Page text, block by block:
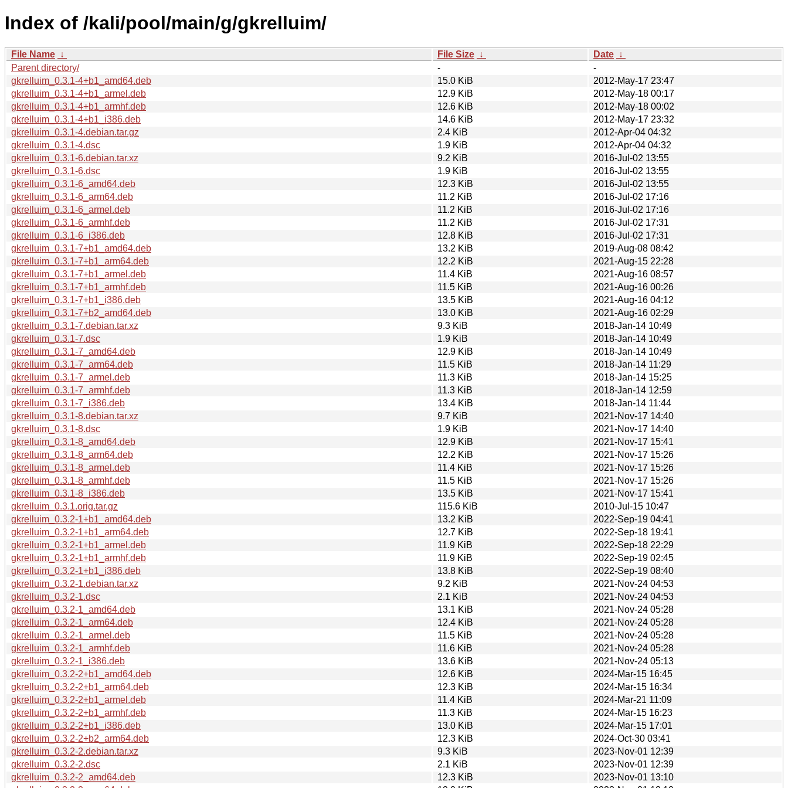
Index of /kali/pool/main/g/gkrelluim/
File Name ↓ File Size ↓ Date ↓
Parent directory/
-
-
gkrelluim_0.3.1-4+b1_amd64.deb
15.0 KiB
2012-May-17 23:47
gkrelluim_0.3.1-4+b1_armel.deb
12.9 KiB
2012-May-18 00:17
gkrelluim_0.3.1-4+b1_armhf.deb
12.6 KiB
2012-May-18 00:02
gkrelluim_0.3.1-4+b1_i386.deb
14.6 KiB
2012-May-17 23:32
gkrelluim_0.3.1-4.debian.tar.gz
2.4 KiB
2012-Apr-04 04:32
gkrelluim_0.3.1-4.dsc
1.9 KiB
2012-Apr-04 04:32
gkrelluim_0.3.1-6.debian.tar.xz
9.2 KiB
2016-Jul-02 13:55
gkrelluim_0.3.1-6.dsc
1.9 KiB
2016-Jul-02 13:55
gkrelluim_0.3.1-6_amd64.deb
12.3 KiB
2016-Jul-02 13:55
gkrelluim_0.3.1-6_arm64.deb
11.2 KiB
2016-Jul-02 17:16
gkrelluim_0.3.1-6_armel.deb
11.2 KiB
2016-Jul-02 17:16
gkrelluim_0.3.1-6_armhf.deb
11.2 KiB
2016-Jul-02 17:31
gkrelluim_0.3.1-6_i386.deb
12.8 KiB
2016-Jul-02 17:31
gkrelluim_0.3.1-7+b1_amd64.deb
13.2 KiB
2019-Aug-08 08:42
gkrelluim_0.3.1-7+b1_arm64.deb
12.2 KiB
2021-Aug-15 22:28
gkrelluim_0.3.1-7+b1_armel.deb
11.4 KiB
2021-Aug-16 08:57
gkrelluim_0.3.1-7+b1_armhf.deb
11.5 KiB
2021-Aug-16 00:26
gkrelluim_0.3.1-7+b1_i386.deb
13.5 KiB
2021-Aug-16 04:12
gkrelluim_0.3.1-7+b2_amd64.deb
13.0 KiB
2021-Aug-16 02:29
gkrelluim_0.3.1-7.debian.tar.xz
9.3 KiB
2018-Jan-14 10:49
gkrelluim_0.3.1-7.dsc
1.9 KiB
2018-Jan-14 10:49
gkrelluim_0.3.1-7_amd64.deb
12.9 KiB
2018-Jan-14 10:49
gkrelluim_0.3.1-7_arm64.deb
11.5 KiB
2018-Jan-14 11:29
gkrelluim_0.3.1-7_armel.deb
11.3 KiB
2018-Jan-14 15:25
gkrelluim_0.3.1-7_armhf.deb
11.3 KiB
2018-Jan-14 12:59
gkrelluim_0.3.1-7_i386.deb
13.4 KiB
2018-Jan-14 11:44
gkrelluim_0.3.1-8.debian.tar.xz
9.7 KiB
2021-Nov-17 14:40
gkrelluim_0.3.1-8.dsc
1.9 KiB
2021-Nov-17 14:40
gkrelluim_0.3.1-8_amd64.deb
12.9 KiB
2021-Nov-17 15:41
gkrelluim_0.3.1-8_arm64.deb
12.2 KiB
2021-Nov-17 15:26
gkrelluim_0.3.1-8_armel.deb
11.4 KiB
2021-Nov-17 15:26
gkrelluim_0.3.1-8_armhf.deb
11.5 KiB
2021-Nov-17 15:26
gkrelluim_0.3.1-8_i386.deb
13.5 KiB
2021-Nov-17 15:41
gkrelluim_0.3.1.orig.tar.gz
115.6 KiB
2010-Jul-15 10:47
gkrelluim_0.3.2-1+b1_amd64.deb
13.2 KiB
2022-Sep-19 04:41
gkrelluim_0.3.2-1+b1_arm64.deb
12.7 KiB
2022-Sep-18 19:41
gkrelluim_0.3.2-1+b1_armel.deb
11.9 KiB
2022-Sep-18 22:29
gkrelluim_0.3.2-1+b1_armhf.deb
11.9 KiB
2022-Sep-19 02:45
gkrelluim_0.3.2-1+b1_i386.deb
13.8 KiB
2022-Sep-19 08:40
gkrelluim_0.3.2-1.debian.tar.xz
9.2 KiB
2021-Nov-24 04:53
gkrelluim_0.3.2-1.dsc
2.1 KiB
2021-Nov-24 04:53
gkrelluim_0.3.2-1_amd64.deb
13.1 KiB
2021-Nov-24 05:28
gkrelluim_0.3.2-1_arm64.deb
12.4 KiB
2021-Nov-24 05:28
gkrelluim_0.3.2-1_armel.deb
11.5 KiB
2021-Nov-24 05:28
gkrelluim_0.3.2-1_armhf.deb
11.6 KiB
2021-Nov-24 05:28
gkrelluim_0.3.2-1_i386.deb
13.6 KiB
2021-Nov-24 05:13
gkrelluim_0.3.2-2+b1_amd64.deb
12.6 KiB
2024-Mar-15 16:45
gkrelluim_0.3.2-2+b1_arm64.deb
12.3 KiB
2024-Mar-15 16:34
gkrelluim_0.3.2-2+b1_armel.deb
11.4 KiB
2024-Mar-21 11:09
gkrelluim_0.3.2-2+b1_armhf.deb
11.3 KiB
2024-Mar-15 16:23
gkrelluim_0.3.2-2+b1_i386.deb
13.0 KiB
2024-Mar-15 17:01
gkrelluim_0.3.2-2+b2_arm64.deb
12.3 KiB
2024-Oct-30 03:41
gkrelluim_0.3.2-2.debian.tar.xz
9.3 KiB
2023-Nov-01 12:39
gkrelluim_0.3.2-2.dsc
2.1 KiB
2023-Nov-01 12:39
gkrelluim_0.3.2-2_amd64.deb
12.3 KiB
2023-Nov-01 13:10